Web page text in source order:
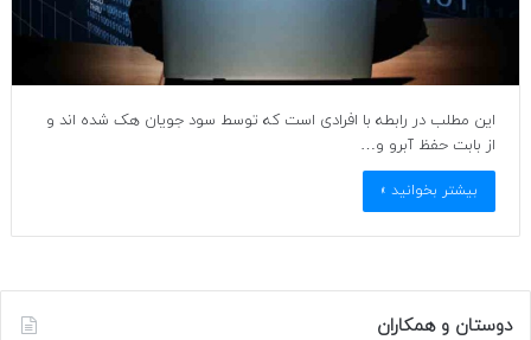
این مطلب در رابطه با افرادی است که توسط سود جویان هک شده اند و
از بابت حفظ آبرو و…
بیشتر بخوانید »
دوستان و همکاران